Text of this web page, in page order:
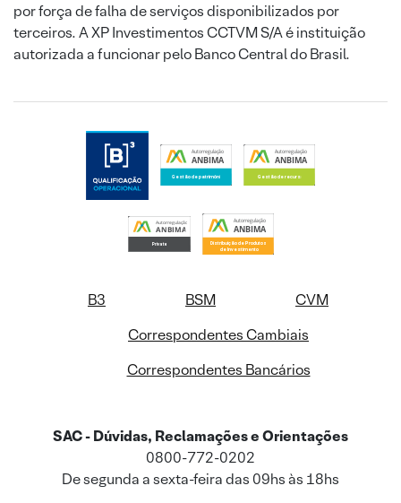
por força de falha de serviços disponibilizados por
terceiros. A XP Investimentos CCTVM S/A é instituição
autorizada a funcionar pelo Banco Central do Brasil.
B3 BSM
CVM
Correspondentes Cambiais
Correspondentes Bancários
SAC - Dúvidas, Reclamações e Orientações
0800-772-0202
De segunda a sexta-feira das 09hs às 18hs